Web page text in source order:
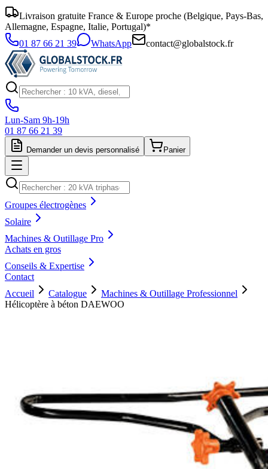
Livraison gratuite France & Europe proche (Belgique, Pays-Bas,
Allemagne, Espagne, Italie, Portugal)*
01 87 66 21 39
WhatsApp contact@globalstock.fr
Lun-Sam 9h-19h
01 87 66 21 39
Demander un devis personnalisé Panier
Groupes électrogènes
Solaire
Machines & Outillage Pro
Achats en gros
Conseils & Expertise
Contact
Accueil
Catalogue
Machines & Outillage Professionnel
Hélicoptère à béton DAEWOO